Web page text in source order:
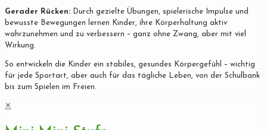
Gerader Rücken: Durch gezielte Übungen, spielerische Impulse und
bewusste Bewegungen lernen Kinder, ihre Körperhaltung aktiv
wahrzunehmen und zu verbessern – ganz ohne Zwang, aber mit viel
Wirkung.
So entwickeln die Kinder ein stabiles, gesundes Körpergefühl – wichtig
für jede Sportart, aber auch für das tägliche Leben, von der Schulbank
bis zum Spielen im Freien.
✕